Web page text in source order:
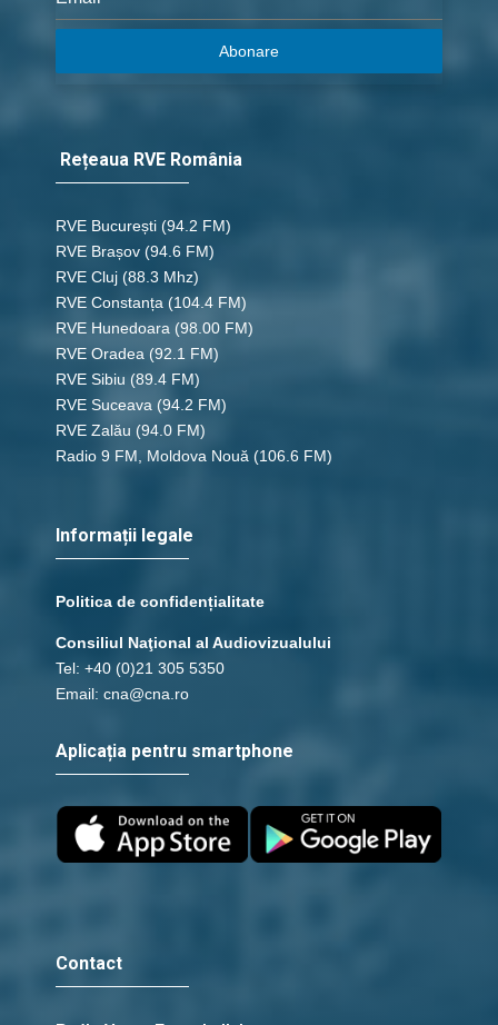
Abonare
Rețeaua RVE România
RVE București (94.2 FM)
RVE Brașov (94.6 FM)
RVE Cluj (88.3 Mhz)
RVE Constanța (104.4 FM)
RVE Hunedoara (98.00 FM)
RVE Oradea (92.1 FM)
RVE Sibiu (89.4 FM)
RVE Suceava (94.2 FM)
RVE Zalău (94.0 FM)
Radio 9 FM, Moldova Nouă (106.6 FM)
Informații legale
Politica de confidențialitate
Consiliul Naţional al Audiovizualului
Tel: +40 (0)21 305 5350
Email: cna@cna.ro
Aplicația pentru smartphone
Contact